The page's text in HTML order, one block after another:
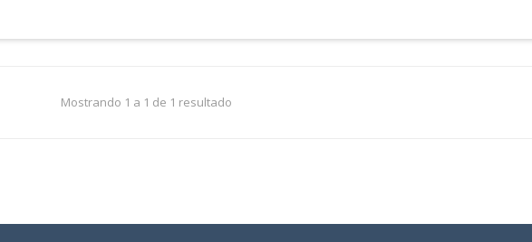
Mostrando 1 a 1 de 1 resultado